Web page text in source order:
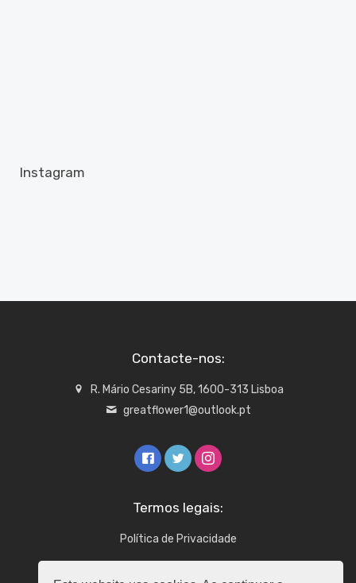
Instagram
Contacte-nos:
R. Mário Cesariny 5B, 1600-313 Lisboa
greatflower1@outlook.pt
Termos legais:
Política de Privacidade